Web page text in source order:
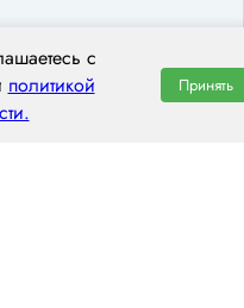
с
политикой
Принять